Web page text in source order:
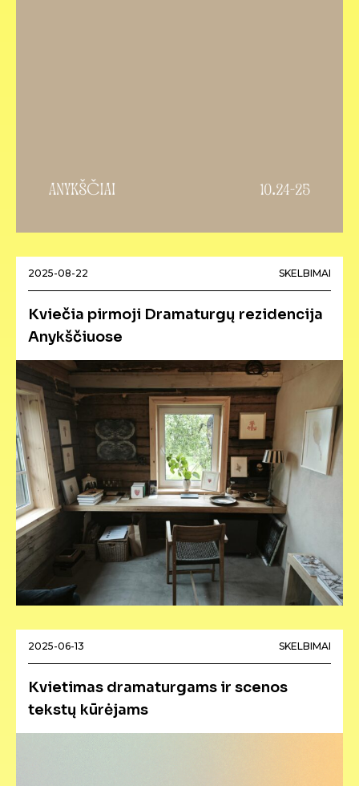
2025-08-22 SKELBIMAI
Kviečia pirmoji Dramaturgų rezidencija
Anykščiuose
2025-06-13 SKELBIMAI
Kvietimas dramaturgams ir scenos
tekstų kūrėjams